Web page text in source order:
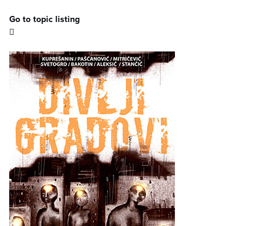
Go to topic listing